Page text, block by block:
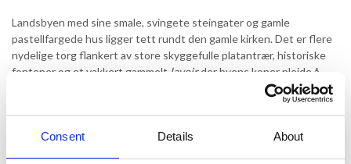
Consent Details About
Landsbyen med sine smale, svingete steingater og gamle
pastellfargede hus ligger tett rundt den gamle kirken. Det er flere
nydelige torg flankert av store skyggefulle platantrær, historiske
fontener og et vakkert gammelt lavoirder byens koner pleide å
vaske klær. Rundt gamlebyen kan du fortsatt se restene av
Cressonog